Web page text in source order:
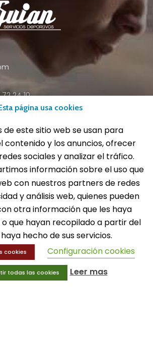
24 10
física
página usa cookies
de este sitio web se usan para
contenido y los anuncios, ofrecer
sociales y analizar el tráfico.
información sobre el uso que
con nuestros partners de redes
y análisis web, quienes pueden
otra información que les haya
que hayan recopilado a partir del
hecho de sus servicios.
cookies Configuración cookies
todas las cookies Leer mas